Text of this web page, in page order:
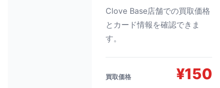
Clove Base店舗での買取価格
とカード情報を確認できま
す。
買取価格 ¥150